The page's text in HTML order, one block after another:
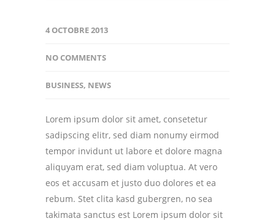
4 OCTOBRE 2013
NO COMMENTS
BUSINESS, NEWS
Lorem ipsum dolor sit amet, consetetur
sadipscing elitr, sed diam nonumy eirmod
tempor invidunt ut labore et dolore magna
aliquyam erat, sed diam voluptua. At vero
eos et accusam et justo duo dolores et ea
rebum. Stet clita kasd gubergren, no sea
takimata sanctus est Lorem ipsum dolor sit